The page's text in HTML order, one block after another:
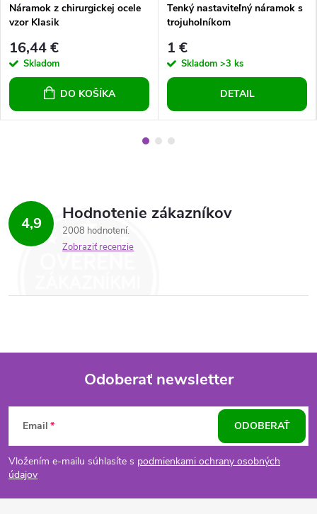
Náramok z chirurgickej ocele
vzor Klasik
16,44 €
Skladom
DO KOŠÍKA
Tenký nastaviteľný náramok s
trojuholníkom
1 €
Skladom >3 ks
DETAIL
4,9 Hodnotenie zákazníkov
2008 hodnotení
Zobraziť recenzie
Z
á
p
Odoberať newsletter
Email
Vložením e-mailu súhlasíte s podmienkami ochrany osobných
údajov
ODOBERAŤ